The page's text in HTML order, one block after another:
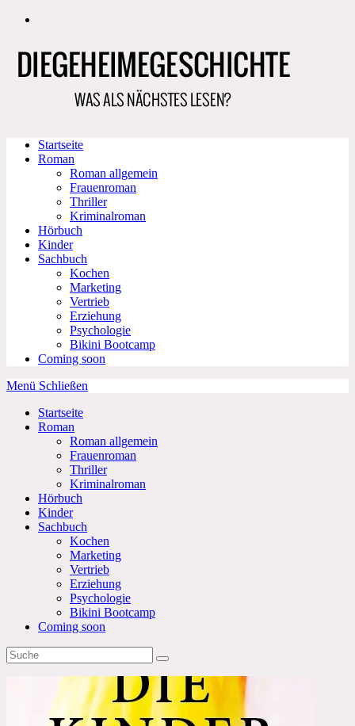
Zum
Startseite
Roman
Roman allgemein
Frauenroman
Thriller
Kriminalroman
Hörbuch
Kinder
Sachbuch
Kochen
Marketing
Vertrieb
Erziehung
Psychologie
Bikini Bootcamp
Coming soon
Menü Schließen
Startseite
Roman
Roman allgemein
Frauenroman
Thriller
Kriminalroman
Hörbuch
Kinder
Sachbuch
Kochen
Marketing
Vertrieb
Erziehung
Psychologie
Bikini Bootcamp
Coming soon